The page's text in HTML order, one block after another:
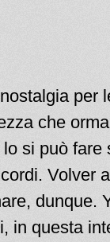
per
che
si può fare
Volver
dunque.
in questa